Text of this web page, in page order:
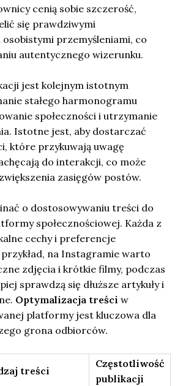
cenią sobie szczerość,
się prawdziwymi
przemyśleniami, co
autentycznego wizerunku.
jest kolejnym istotnym
stałego harmonogramu
społeczności i utrzymanie
Istotne jest, aby dostarczać
które przykuwają uwagę
do interakcji, co może
zasięgów postów.
o dostosowywaniu treści do
społecznościowej. Każda z
cechy i preferencje
na Instagramie warto
zdjęcia i krótkie filmy, podczas
sprawdzą się dłuższe artykuły i
Optymalizacja treści w
platformy jest kluczowa dla
grona odbiorców.
treści
Częstotliwość
publikacji